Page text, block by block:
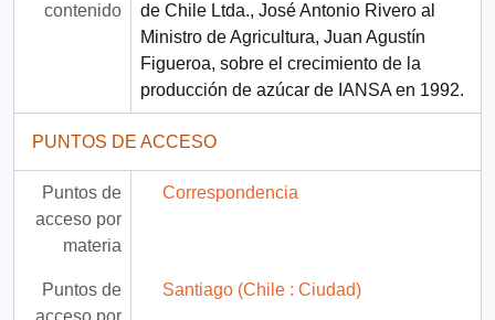
contenido
de Chile Ltda., José Antonio Rivero al
Ministro de Agricultura, Juan Agustín
Figueroa, sobre el crecimiento de la
producción de azúcar de IANSA en 1992.
PUNTOS DE ACCESO
Puntos de
acceso por
materia
Correspondencia
Puntos de
acceso por
Santiago (Chile : Ciudad)